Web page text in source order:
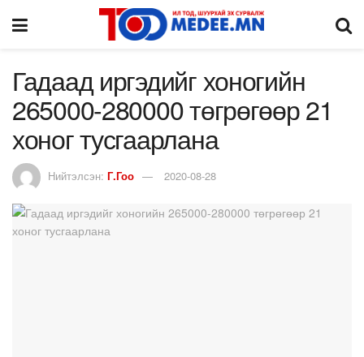
Гадаад иргэдийг хоногийн
265000-280000 төгрөгөөр 21
хоног тусгаарлана
Нийтэлсэн: Г.Гоо 2020-08-28